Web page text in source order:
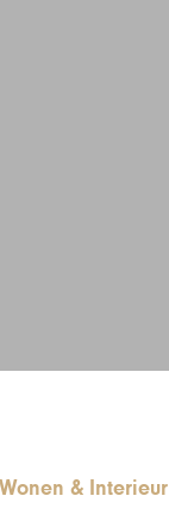
Wonen & Interieur